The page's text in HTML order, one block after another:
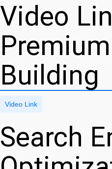
Video
Building
Video Link
Search